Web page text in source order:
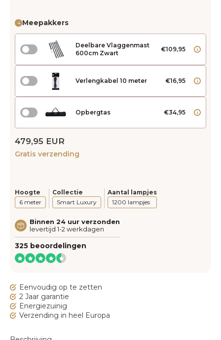
4 Meepakkers
Deelbare Vlaggenmast
600cm Zwart
€109,95
Verlengkabel 10 meter €16,95
Opbergtas €34,95
479,95 EUR
Gratis verzending
Hoogte
6 meter
Collectie
Smart Luxury
Aantal lampjes
1200 lampjes
Binnen 24 uur verzonden
levertijd 1-2 werkdagen
325 beoordelingen
Eenvoudig op te zetten
2 Jaar garantie
Energiezuinig
Verzending in heel Europa